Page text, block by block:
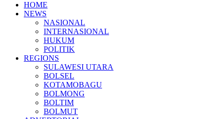
HOME
NEWS
NASIONAL
INTERNASIONAL
HUKUM
POLITIK
REGIONS
SULAWESI UTARA
BOLSEL
KOTAMOBAGU
BOLMONG
BOLTIM
BOLMUT